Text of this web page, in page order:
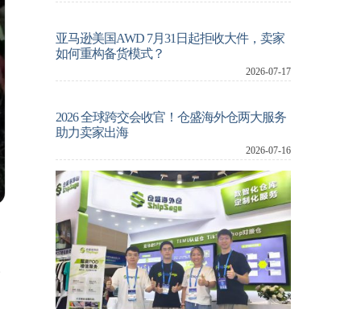
亚马逊美国AWD 7月31日起拒收大件，卖家
如何重构备货模式？
2026-07-17
2026 全球跨交会收官！仓盛海外仓两大服务
助力卖家出海
2026-07-16